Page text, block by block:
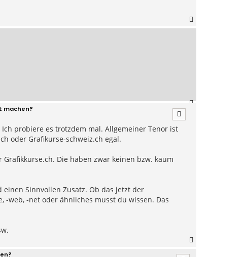
a
N
machen?
probiere es trotzdem mal. Allgemeiner Tenor ist
oder Grafikurse-schweiz.ch egal.
Die haben zwar keinen bzw. kaum
Sinnvollen Zusatz. Ob das jetzt der
web, -net oder ähnliches musst du wissen. Das